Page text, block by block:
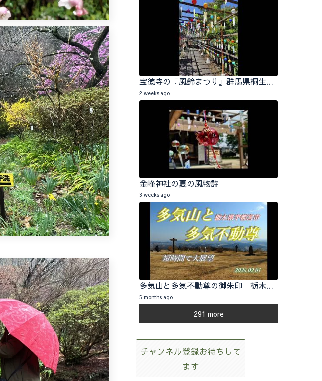
宝徳寺の『風鈴まつり』群馬県桐生市 2026.07.25
2 weeks ago
金峰神社の夏の風物詩
3 weeks ago
多気山と多気不動尊の御朱印 栃木県宇都宮市 2026.02.01
5 months ago
291 more
チャンネル登録お待ちして
ます